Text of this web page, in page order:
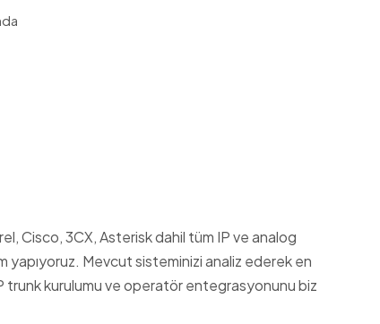
Cisco, 3CX, Asterisk dahil tüm IP ve analog
yapıyoruz. Mevcut sisteminizi analiz ederek en
trunk kurulumu ve operatör entegrasyonunu biz